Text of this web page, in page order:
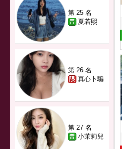
第 25 名
夏若熙
第 26 名
真心卜騙
第 27 名
小茉莉兒